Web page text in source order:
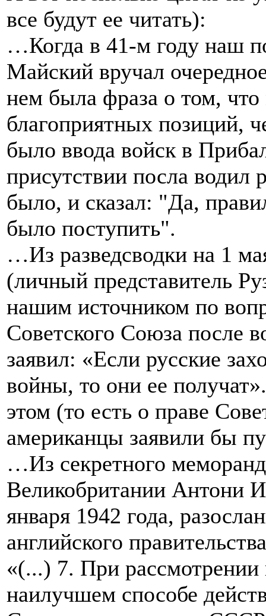
все будут ее читать):
…Когда в 41-м году наш
Майский вручал
нем была фраза о том,
благоприятных позиций,
было ввода войск в
присутствии посла водил
было, и сказал: "Да,
было поступить".
…Из разведсводки на 1
(личный представитель
нашим источником по
Советского Союза после
заявил: «Если русские
войны, то они ее
этом (то есть о праве
американцы заявили бы
…Из секретного
Великобритании Антони
января 1942 года,
английского
«(...) 7. При
наилучшем способе